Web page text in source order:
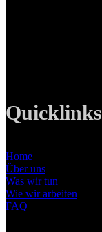
Quicklinks
Home
Über uns
Was wir tun
Wie wir arbeiten
FAQ